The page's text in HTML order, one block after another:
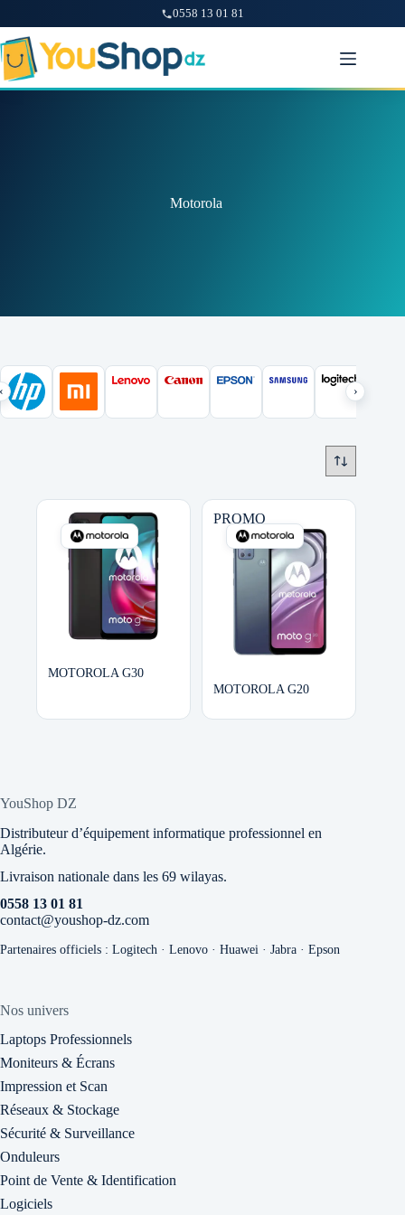
0558 13 01 81
Passer
au
contenu
Motorola
›
MOTOROLA G30
PROMO
MOTOROLA G20
peuvent
être
sur
produit
YouShop DZ
Distributeur d’équipement informatique professionnel en
Algérie.
Livraison nationale dans les 69 wilayas.
0558 13 01 81
contact@youshop-dz.com
Partenaires officiels : Logitech · Lenovo · Huawei · Jabra · Epson
Nos univers
Laptops Professionnels
Moniteurs & Écrans
Impression et Scan
Réseaux & Stockage
Sécurité & Surveillance
Onduleurs
Point de Vente & Identification
Logiciels